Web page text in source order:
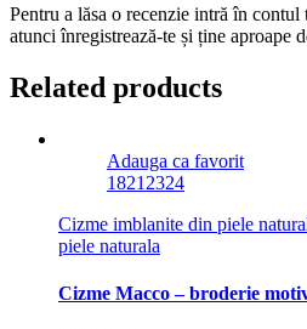
Pentru a lăsa o recenzie intră în
atunci înregistrează-te și ține aproape
Related products
Adauga ca favorit
1821 2324
Cizme imblanite din piele
piele naturala
Cizme Macco – broderie